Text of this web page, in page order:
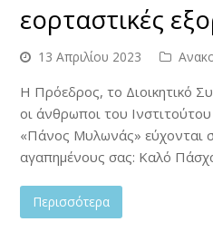
εορταστικές
13 Απριλίου 2023
Η Πρόεδρος, το Διοικητικό
οι άνθρωποι του
«Πάνος Μυλωνάς» εύχονται
αγαπημένους σας: Καλό
Περισσότερα